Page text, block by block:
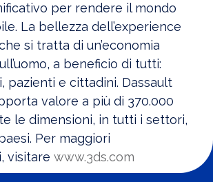
per rendere il mondo
La bellezza dell’experience
si tratta di un’economia
a beneficio di tutti:
pazienti e cittadini. Dassault
valore a più di 370.000
le dimensioni, in tutti i settori,
Per maggiori
visitare www.3ds.com